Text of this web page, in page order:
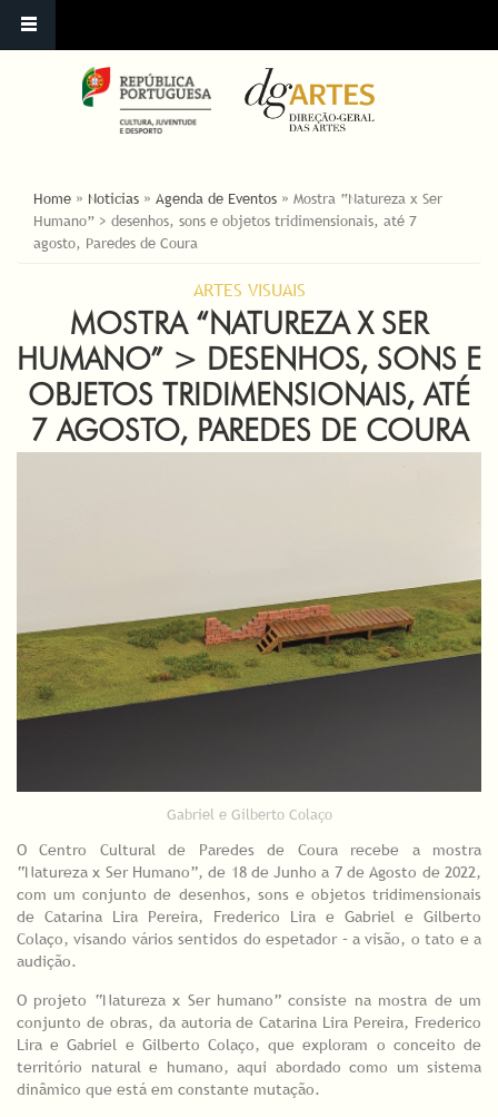
ESTÁ AQUI
Home » Noticias » Agenda de Eventos » Mostra “Natureza x Ser
Humano” > desenhos, sons e objetos tridimensionais, até 7
agosto, Paredes de Coura
ARTES VISUAIS
MOSTRA “NATUREZA X SER
HUMANO” > DESENHOS, SONS E
OBJETOS TRIDIMENSIONAIS, ATÉ
7 AGOSTO, PAREDES DE COURA
Gabriel e Gilberto Colaço
O Centro Cultural de Paredes de Coura recebe a mostra
“Natureza x Ser Humano”, de 18 de Junho a 7 de Agosto de 2022,
com um conjunto de desenhos, sons e objetos tridimensionais
de Catarina Lira Pereira, Frederico Lira e Gabriel e Gilberto
Colaço, visando vários sentidos do espetador – a visão, o tato e a
audição.
O projeto “Natureza x Ser humano” consiste na mostra de um
conjunto de obras, da autoria de Catarina Lira Pereira, Frederico
Lira e Gabriel e Gilberto Colaço, que exploram o conceito de
território natural e humano, aqui abordado como um sistema
dinâmico que está em constante mutação.